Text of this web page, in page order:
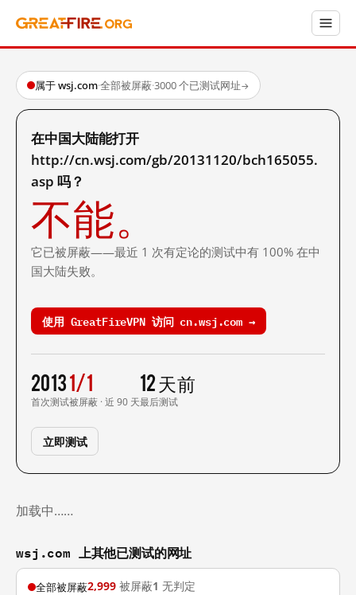
属于 wsj.com·全部被屏蔽·3000 个已测试网址→
在中国大陆能打开
http://cn.wsj.com/gb/20131120/bch165055.
asp 吗？
不能。
它已被屏蔽——最近 1 次有定论的测试中有 100% 在中
国大陆失败。
使用 GreatFireVPN 访问 cn.wsj.com →
2013
首次测试
1/1
被屏蔽 · 近 90 天
12 天前
最后测试
立即测试
加载中……
wsj.com 上其他已测试的网址
全部被屏蔽2,999 被屏蔽1 无判定